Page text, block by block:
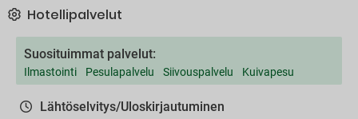
Hotellipalvelut
Suosituimmat palvelut:
Ilmastointi Pesulapalvelu Siivouspalvelu Kuivapesu
Lähtöselvitys/Uloskirjautuminen